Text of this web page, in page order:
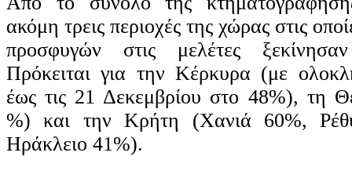
ακόμη τρεις περιοχές της χώρας στις
προσφυγών στις μελέτες ξεκίνησαν
Πρόκειται για την Κέρκυρα (με
έως τις 21 Δεκεμβρίου στο 48%), τη
%) και την Κρήτη (Χανιά 60%,
Ηράκλειο 41%).